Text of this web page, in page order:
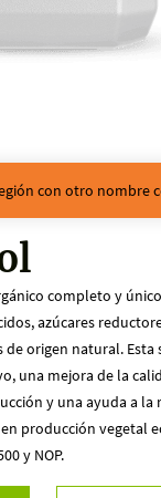
con otro nombre
completo y único
azúcares
origen natural. Esta
una mejora de la
y una ayuda a
producción vegetal
y NOP.